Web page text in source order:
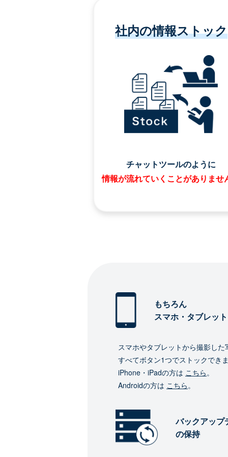
社内の情報ストック
チャットツールのように
情報が流れていくことがありませ
もちろん
スマホ・タブレッ
スマホやタブレットから撮影した
すべてボタン1つでストックでき
iPhone・iPadの方は こちら。
Androidの方は こちら。
バックアップ
の保持